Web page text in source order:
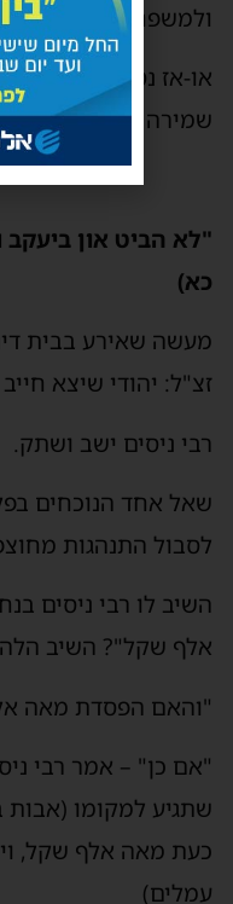
ולמשפחתה…
או-אז נסללה הדרך
שמירה על כבוד
"לא הביט און
כא)
מעשה שאירע בבית
זצ"ל: יהודי שיצא
רבי ניסים ישב ושתק.
שאל אחד הנוכחים
לסבול התנהגות
השיב לו רבי ניסים
אלף שקל"? השיב
"והאם הפסדת מאה
"אם כן" – אמר רבי
שתגיע למקומו (אבות
כעת מאה אלף שקל,
עמלים)